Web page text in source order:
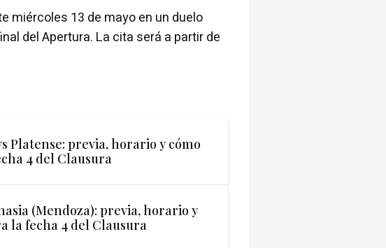
miércoles 13 de mayo en un duelo
del Apertura. La cita será a partir de
Platense: previa, horario y cómo
4 del Clausura
(Mendoza): previa, horario y
la fecha 4 del Clausura